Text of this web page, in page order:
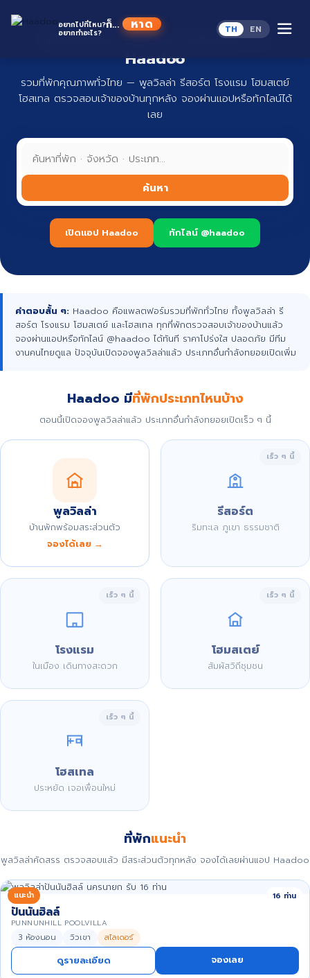
อยากไปที่ไหน?
อยากทำอะไร?
ก็... หาดู TH EN
ที่พักทั่วไทย จองง่าย ปลอดภัย กับ
Haadoo
รวมที่พักคุณภาพทั่วไทย — พูลวิลล่า รีสอร์ต โรงแรม โฮมสเตย์
โฮสเทล ตรวจสอบเจ้าของบ้านทุกหลัง จองผ่านแอปหรือทักไลน์ได้
เลย
ค้นหา
เปิดแอป Haadoo ทักไลน์ @haadoo
คำตอบสั้น ๆ: Haadoo คือแพลตฟอร์มรวมที่พักทั่วไทย ทั้งพูลวิลล่า รี
สอร์ต โรงแรม โฮมสเตย์ และโฮสเทล ทุกที่พักตรวจสอบเจ้าของบ้านแล้ว
จองผ่านแอปหรือทักไลน์ @haadoo ได้ทันที ราคาโปร่งใส ปลอดภัย มีทีม
งานคนไทยดูแล ปัจจุบันเปิดจองพูลวิลล่าแล้ว ประเภทอื่นกำลังทยอยเปิดเพิ่ม
Haadoo มีที่พักประเภทไหนบ้าง
ตอนนี้เปิดจองพูลวิลล่าแล้ว ประเภทอื่นกำลังทยอยเปิดเร็ว ๆ นี้
พูลวิลล่า
บ้านพักพร้อมสระส่วนตัว
จองได้เลย →
เร็ว ๆ นี้
รีสอร์ต
ริมทะเล ภูเขา ธรรมชาติ
เร็ว ๆ นี้
โรงแรม
ในเมือง เดินทางสะดวก
เร็ว ๆ นี้
โฮมสเตย์
สัมผัสวิถีชุมชน
เร็ว ๆ นี้
โฮสเทล
ประหยัด เจอเพื่อนใหม่
ที่พักแนะนำ
พูลวิลล่าคัดสรร ตรวจสอบแล้ว มีสระส่วนตัวทุกหลัง จองได้เลยผ่านแอป Haadoo
แนะนำ 16 ท่าน
ปันนันฮิลล์
PUNNUNHILL POOLVILLA
3 ห้องนอน วิวเขา สไลเดอร์
ดูรายละเอียด จองเลย